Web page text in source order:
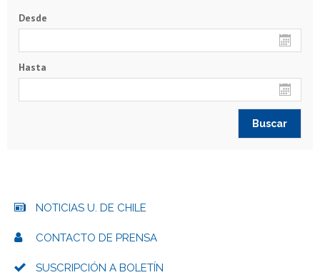
Desde
Hasta
NOTICIAS U. DE CHILE
CONTACTO DE PRENSA
SUSCRIPCIÓN A BOLETÍN